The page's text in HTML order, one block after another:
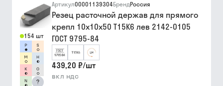
154 шт
?
Артикул00001139304БрендРоссия
Резец расточной держав для прямого
крепл 10х10х50 Т15К6 лев 2142-0105
ГОСТ 9795-84
439,20 ₽/шт
вкл ндс